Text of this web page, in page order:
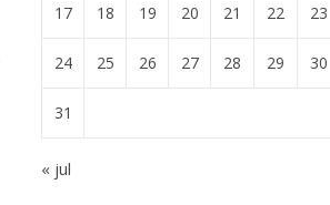
17 18 19 20 21 22 23
24 25 26 27 28 29 30
31
« jul